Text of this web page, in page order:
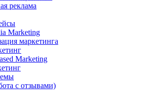
реклама
Marketing
маркетинга
Marketing
с отзывами)